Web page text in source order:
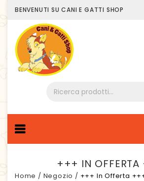
BENVENUTI SU CANI E GATTI SHOP
+++ IN
Home / Negozio / +++ In Offerta